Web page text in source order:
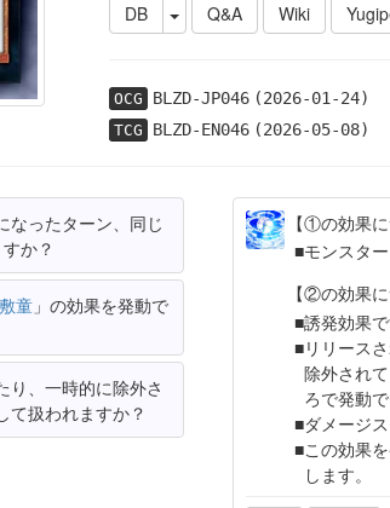
DB Q&A Wiki
OCG BLZD-JP046(2026-01-24)
TCG BLZD-EN046(2026-05-08)
なったターン、同じ
か？
童 」の効果を発動で
り、一時的に除外さ
て扱われますか？
【①の効果に
モンスタ
【②の効果に
誘発効果で
リリース
除外され
ろで発動で
ダメージ
この効果
します。